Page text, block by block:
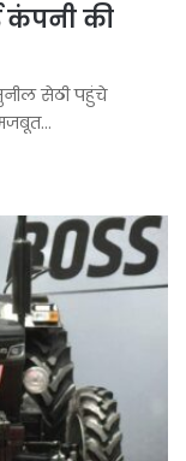
कंपनी की
सेठी पहुंचे